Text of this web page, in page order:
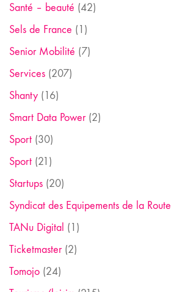
Santé – beauté (42)
Sels de France (1)
Senior Mobilité (7)
Services (207)
Shanty (16)
Smart Data Power(2)
Sport (30)
Sport (21)
Startups (20)
Syndicat des Equipements de la Route
TANu Digital (1)
Ticketmaster(2)
Tomojo (24)